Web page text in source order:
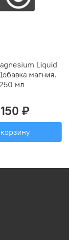
Liquid
магния,
мл
150 ₽